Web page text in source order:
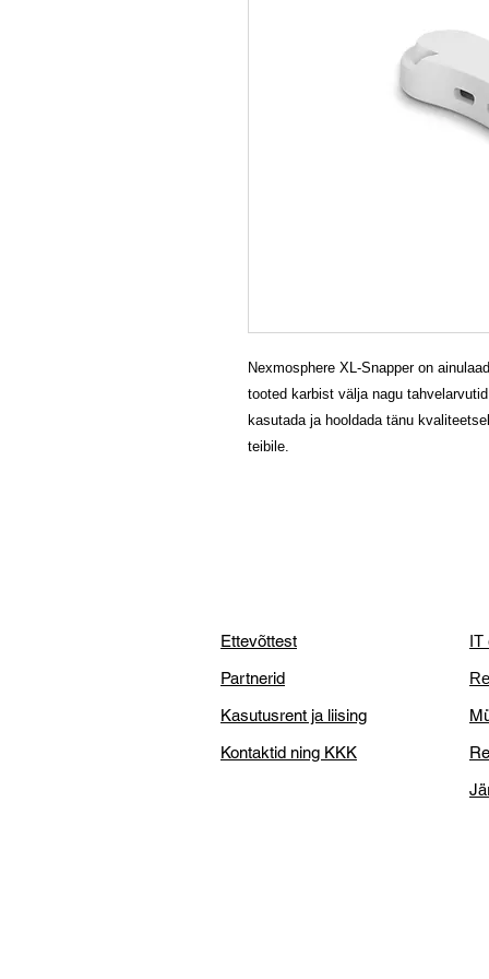
Nexmosphere XL-Snapper on
tooted karbist välja nagu
kasutada ja hooldada tänu
teibile.
Ettevõttest
Partnerid
Kasutusrent ja liising
Kontaktid ning KKK
IT